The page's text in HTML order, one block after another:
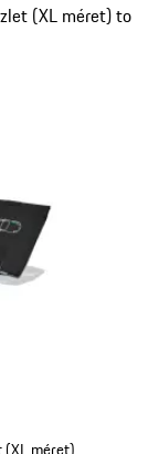
(XL méret) to